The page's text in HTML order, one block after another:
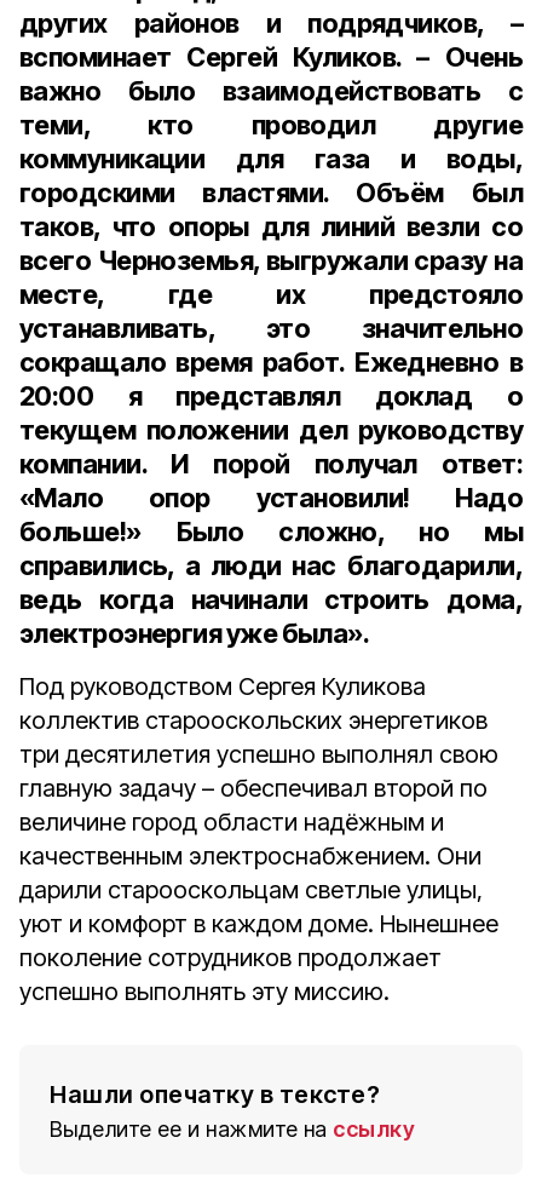
других районов и подрядчиков, –
вспоминает Сергей Куликов. – Очень
важно было взаимодействовать с
теми, кто проводил другие
коммуникации для газа и воды,
городскими властями. Объём был
таков, что опоры для линий везли со
всего Черноземья, выгружали сразу на
месте, где их предстояло
устанавливать, это значительно
сокращало время работ. Ежедневно в
20:00 я представлял доклад о
текущем положении дел руководству
компании. И порой получал ответ:
«Мало опор установили! Надо
больше!» Было сложно, но мы
справились, а люди нас благодарили,
ведь когда начинали строить дома,
электроэнергия уже была».
Под руководством Сергея Куликова
коллектив старооскольских энергетиков
три десятилетия успешно выполнял свою
главную задачу – обеспечивал второй по
величине город области надёжным и
качественным электроснабжением. Они
дарили старооскольцам светлые улицы,
уют и комфорт в каждом доме. Нынешнее
поколение сотрудников продолжает
успешно выполнять эту миссию.
Нашли опечатку в тексте?
Выделите ее и нажмите на ссылку